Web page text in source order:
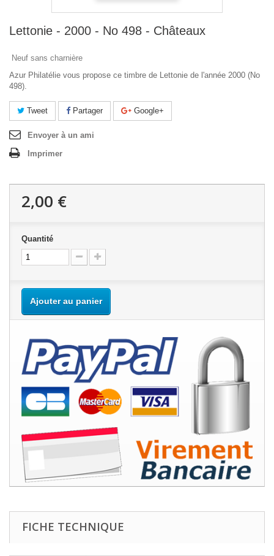
Lettonie - 2000 - No 498 - Châteaux
Neuf sans charnière
Azur Philatélie vous propose ce timbre de Lettonie de l'année 2000 (No
498).
Tweet Partager Google+
Envoyer à un ami
Imprimer
2,00 €
Quantité
Ajouter au panier
FICHE TECHNIQUE